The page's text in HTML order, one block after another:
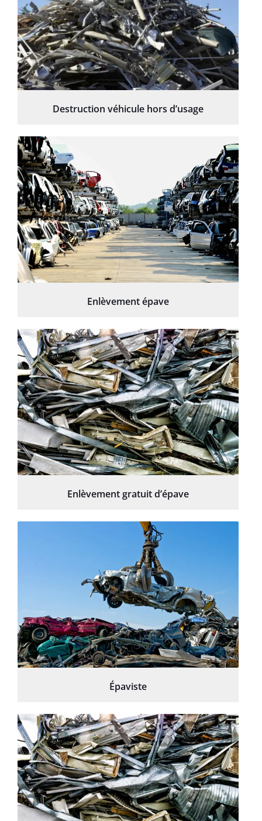
Destruction véhicule hors d’usage
Enlèvement épave
Enlèvement gratuit d’épave
Épaviste